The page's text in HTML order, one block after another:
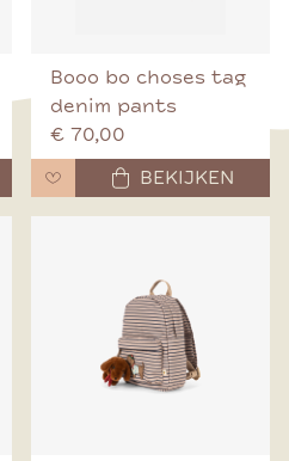
Booo bo choses tag
denim pants
€ 70,00
BEKIJKEN